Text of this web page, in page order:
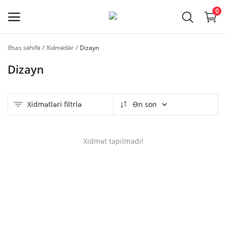
0
qeydiyyatı
Əsas səhifə Xidmətlər Dizayn
Dizayn
Xidmətləri filtrlə Ən son
Xidmət tapılmadı!